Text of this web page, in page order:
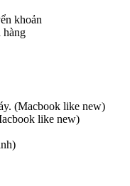
khoản
hàng
(Macbook like new)
like new)